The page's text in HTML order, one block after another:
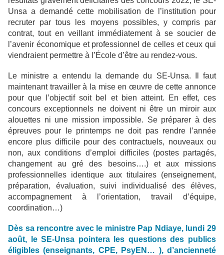
Unsa a demandé cette mobilisation de l’institution pour
recruter par tous les moyens possibles, y compris par
contrat, tout en veillant immédiatement à se soucier de
l’avenir économique et professionnel de celles et ceux qui
viendraient permettre à l’École d’être au rendez-vous.
Le ministre a entendu la demande du SE-Unsa. Il faut
maintenant travailler à la mise en œuvre de cette annonce
pour que l’objectif soit bel et bien atteint. En effet, ces
concours exceptionnels ne doivent ni être un miroir aux
alouettes ni une mission impossible. Se préparer à des
épreuves pour le printemps ne doit pas rendre l’année
encore plus difficile pour des contractuels, nouveaux ou
non, aux conditions d’emploi difficiles (postes partagés,
changement au gré des besoins….) et aux missions
professionnelles identique aux titulaires (enseignement,
préparation, évaluation, suivi individualisé des élèves,
accompagnement à l’orientation, travail d’équipe,
coordination…)
Dès sa rencontre avec le ministre Pap Ndiaye, lundi 29
août, le SE-Unsa pointera les questions des publics
éligibles (enseignants, CPE, PsyEN… ), d’ancienneté